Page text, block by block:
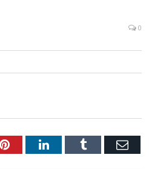
0
PinterestLinkedInTumblr